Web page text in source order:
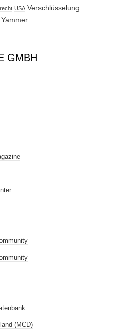
USA Verschlüsselung
Yammer
GMBH
(MCD)